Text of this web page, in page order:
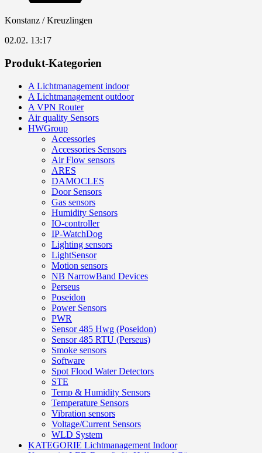
Konstanz / Kreuzlingen
02.02. 13:17
Produkt-Kategorien
A Lichtmanagement indoor
A Lichtmanagement outdoor
A VPN Router
Air quality Sensors
HWGroup
Accessories
Accessories Sensors
Air Flow sensors
ARES
DAMOCLES
Door Sensors
Gas sensors
Humidity Sensors
IO-controller
IP-WatchDog
Lighting sensors
LightSensor
Motion sensors
NB NarrowBand Devices
Perseus
Poseidon
Power Sensors
PWR
Sensor 485 Hwg (Poseidon)
Sensor 485 RTU (Perseus)
Smoke sensors
Software
Spot Flood Water Detectors
STE
Temp & Humidity Sensors
Temperature Sensors
Vibration sensors
Voltage/Current Sensors
WLD System
KATEGORIE Lichtmanagement Indoor